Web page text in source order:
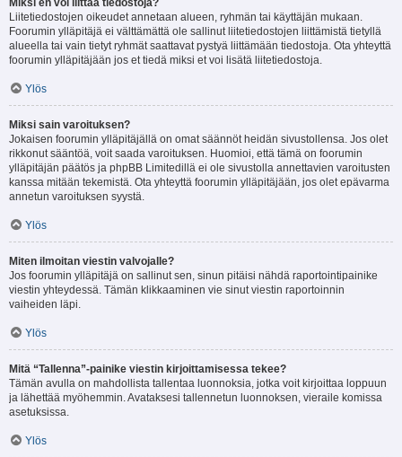
Miksi en voi liittää tiedostoja?
Liitetiedostojen oikeudet annetaan alueen, ryhmän tai käyttäjän mukaan.
Foorumin ylläpitäjä ei välttämättä ole sallinut liitetiedostojen liittämistä tietyllä
alueella tai vain tietyt ryhmät saattavat pystyä liittämään tiedostoja. Ota yhteyttä
foorumin ylläpitäjään jos et tiedä miksi et voi lisätä liitetiedostoja.
Ylös
Miksi sain varoituksen?
Jokaisen foorumin ylläpitäjällä on omat säännöt heidän sivustollensa. Jos olet
rikkonut sääntöä, voit saada varoituksen. Huomioi, että tämä on foorumin
ylläpitäjän päätös ja phpBB Limitedillä ei ole sivustolla annettavien varoitusten
kanssa mitään tekemistä. Ota yhteyttä foorumin ylläpitäjään, jos olet epävarma
annetun varoituksen syystä.
Ylös
Miten ilmoitan viestin valvojalle?
Jos foorumin ylläpitäjä on sallinut sen, sinun pitäisi nähdä raportointipainike
viestin yhteydessä. Tämän klikkaaminen vie sinut viestin raportoinnin
vaiheiden läpi.
Ylös
Mitä “Tallenna”-painike viestin kirjoittamisessa tekee?
Tämän avulla on mahdollista tallentaa luonnoksia, jotka voit kirjoittaa loppuun
ja lähettää myöhemmin. Avataksesi tallennetun luonnoksen, vieraile komissa
asetuksissa.
Ylös